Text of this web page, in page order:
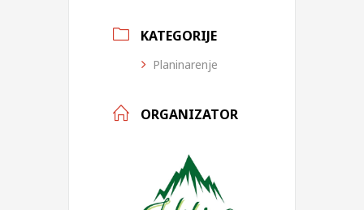
KATEGORIJE
Planinarenje
ORGANIZATOR